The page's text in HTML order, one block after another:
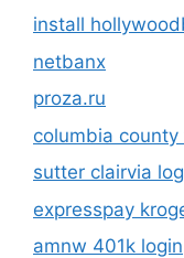
install
netbanx
proza.ru
columbia county
sutter clairvia
expresspay
amnw 401k login